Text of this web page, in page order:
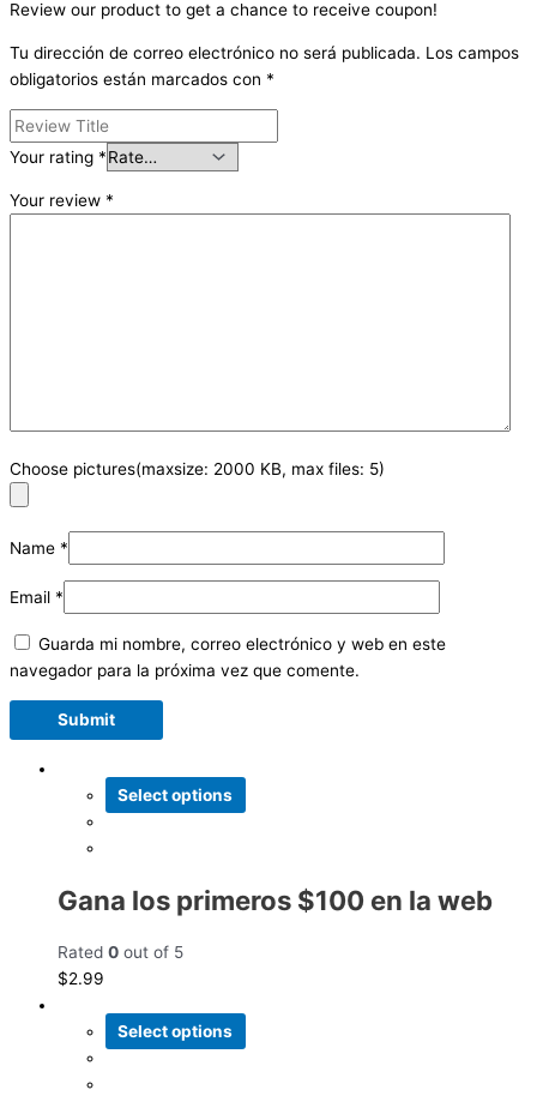
Review our product to get a chance to receive coupon!
Tu dirección de correo electrónico no será publicada. Los campos
obligatorios están marcados con *
Your rating *
Your review *
Choose pictures(maxsize: 2000 KB, max files: 5)
Name *
Email *
Guarda mi nombre, correo electrónico y web en este
navegador para la próxima vez que comente.
Select options
Gana los primeros $100 en la web
Rated 0 out of 5
$2.99
Select options